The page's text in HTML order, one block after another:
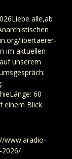
alle,ab
libertaerer-
im aktuellen
unserem
60
einem Blick
www.aradio-
2026/